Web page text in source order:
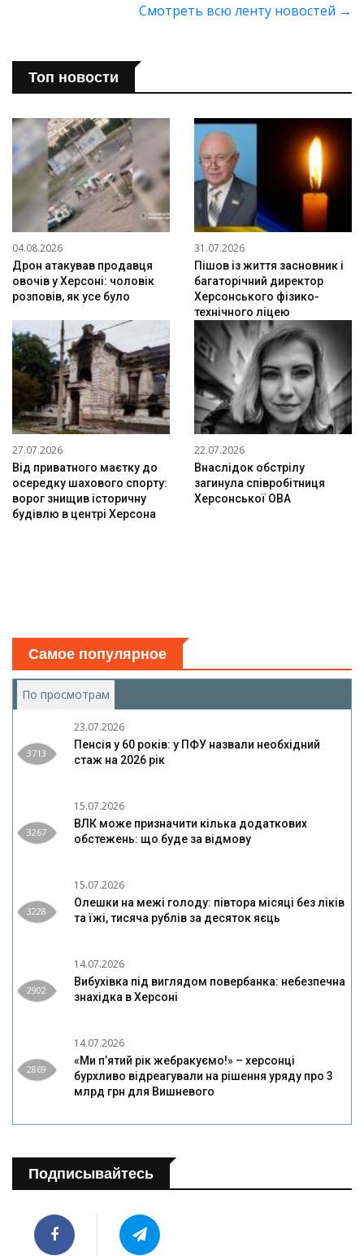
Смотреть всю ленту новостей →
Топ новости
04.08.2026
Дрон атакував продавця
овочів у Херсоні: чоловік
розповів, як усе було
31.07.2026
Пішов із життя засновник і
багаторічний директор
Херсонського фізико-
технічного ліцею
27.07.2026
Від приватного маєтку до
осередку шахового спорту:
ворог знищив історичну
будівлю в центрі Херсона
22.07.2026
Внаслідок обстрілу
загинула співробітниця
Херсонської ОВА
Самое популярное
По просмотрам
3713
23.07.2026
Пенсія у 60 років: у ПФУ назвали необхідний
стаж на 2026 рік
3267
15.07.2026
ВЛК може призначити кілька додаткових
обстежень: що буде за відмову
3228
15.07.2026
Олешки на межі голоду: півтора місяці без ліків
та їжі, тисяча рублів за десяток яєць
2902
14.07.2026
Вибухівка під виглядом повербанка: небезпечна
знахідка в Херсоні
2869
14.07.2026
«Ми п’ятий рік жебракуємо!» – херсонці
бурхливо відреагували на рішення уряду про 3
млрд грн для Вишневого
Подписывайтесь